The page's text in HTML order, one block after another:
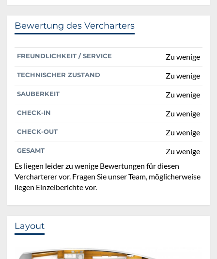
Bewertung des Vercharters
FREUNDLICHKEIT / SERVICE Zu wenige
TECHNISCHER ZUSTAND Zu wenige
SAUBERKEIT Zu wenige
CHECK-IN Zu wenige
CHECK-OUT Zu wenige
GESAMT
Zu wenige
Es liegen leider zu wenige Bewertungen für diesen
Vercharterer vor. Fragen Sie unser Team, möglicherweise
liegen Einzelberichte vor.
Layout